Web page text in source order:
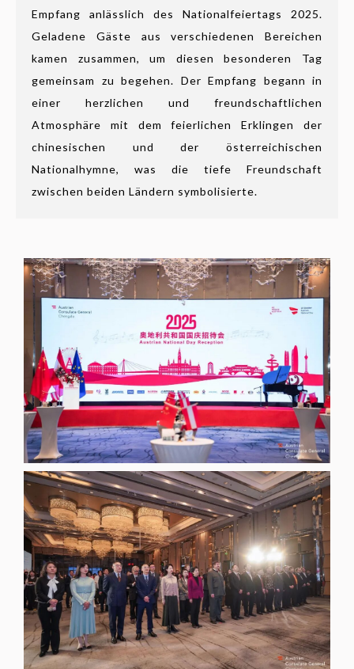
Empfang anlässlich des Nationalfeiertags 2025.
Geladene Gäste aus verschiedenen Bereichen
kamen zusammen, um diesen besonderen Tag
gemeinsam zu begehen. Der Empfang begann in
einer herzlichen und freundschaftlichen
Atmosphäre mit dem feierlichen Erklingen der
chinesischen und der österreichischen
Nationalhymne, was die tiefe Freundschaft
zwischen beiden Ländern symbolisierte.